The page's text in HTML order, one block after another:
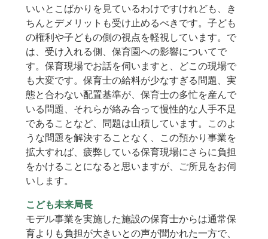
いいとこばかりを見ているわけですけれども、き
ちんとデメリットも受け止めるべきです。子ども
の権利や子どもの側の視点を軽視しています。で
は、受け入れる側、保育園への影響についてで
す。保育現場でお話を伺いますと、どこの現場で
も大変です。保育士の給料が少なすぎる問題、実
態と合わない配置基準が、保育士の多忙を産んで
いる問題、それらが絡み合って慢性的な人手不足
であることなど、問題は山積しています。このよ
うな問題を解決することなく、この預かり事業を
拡大すれば、疲弊している保育現場にさらに負担
をかけることになると思いますが、ご所見をお伺
いします。
こども未来局長
モデル事業を実施した施設の保育士からは通常保
育よりも負担が大きいとの声が聞かれた一方で、